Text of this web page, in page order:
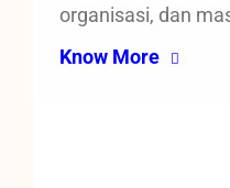
organisasi, dan
Know More